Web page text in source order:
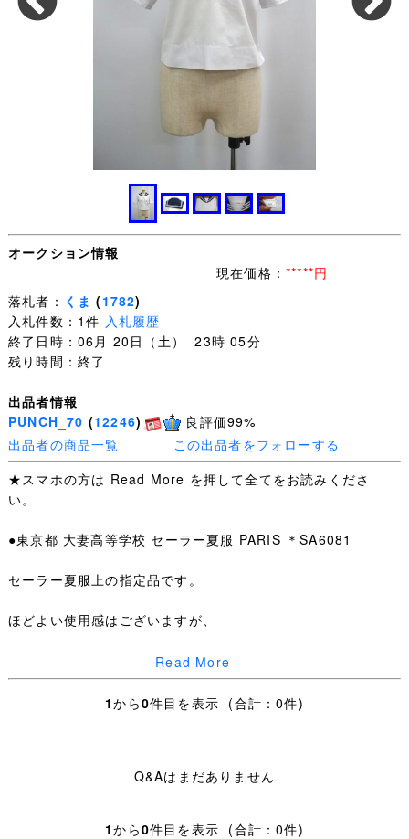
オークション情報
現在価格： *****円
落札者： くま ( 1782)
入札件数：1件 入札履歴
終了日時：06月 20日（土） 23時 05分
残り時間：終了
出品者情報
PUNCH_70 (12246)
良評価99%
出品者の商品一覧
この出品者をフォローする
★スマホの方は Read More を押して全てをお読みくださ
い。
●東京都 大妻高等学校 セーラー夏服 PARIS ＊SA6081
セーラー夏服上の指定品です。
ほどよい使用感はございますが、
特筆するような汚れ・ダメージはありません。
夏服上：SIZE 80B 肩幅40cm 身幅47.5cm 着丈43cm
の汚れやダメージ以外は記載していません、写真を優先し
Read More
1から0件目を表示 (合計：0件)
Q&Aはまだありません
1から0件目を表示 (合計：0件)